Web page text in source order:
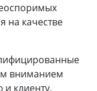
на качестве
вниманием
клиенту.